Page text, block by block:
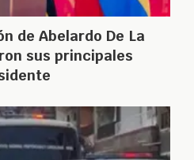
de Abelardo De La
sus principales